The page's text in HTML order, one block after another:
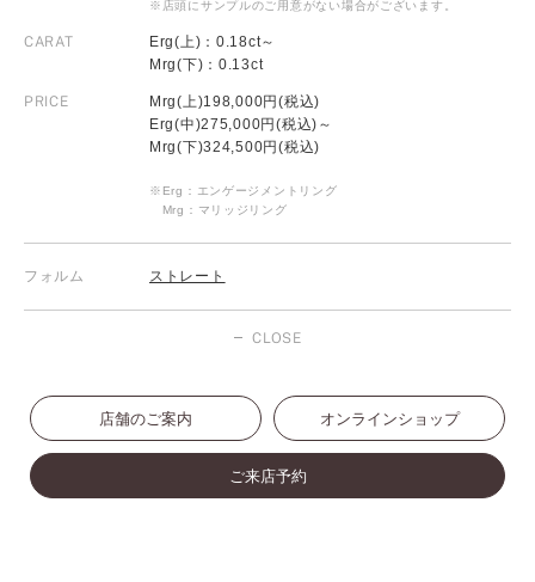
※店頭にサンプルのご用意がない場合がございます。
CARAT
Erg(上)：0.18ct～
Mrg(下)：0.13ct
PRICE
Mrg(上)198,000円(税込)
Erg(中)275,000円(税込)～
Mrg(下)324,500円(税込)
※Erg：エンゲージメントリング
Mrg：マリッジリング
フォルム ストレート
CLOSE
店舗のご案内 オンラインショップ
ご来店予約